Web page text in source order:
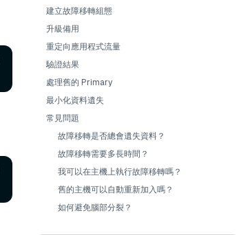
建立故障移轉組態
升級備用
重定向應用程式流量
驗證結果
處理舊的 Primary
最小化資料遺失
常見問題
故障移轉是否總會遺失資料？
故障移轉需要多長時間？
我可以在主機上執行故障移轉嗎？
舊的主機可以自動重新加入嗎？
如何避免腦部分裂？